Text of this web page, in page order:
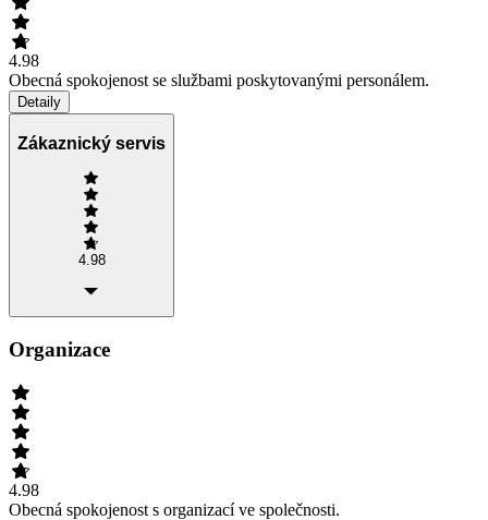
4.98
Obecná spokojenost se službami poskytovanými personálem.
Detaily
Zákaznický servis
4.98
Organizace
4.98
Obecná spokojenost s organizací ve společnosti.